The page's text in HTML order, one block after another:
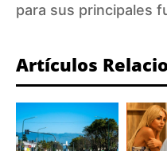
para sus principales
Artículos